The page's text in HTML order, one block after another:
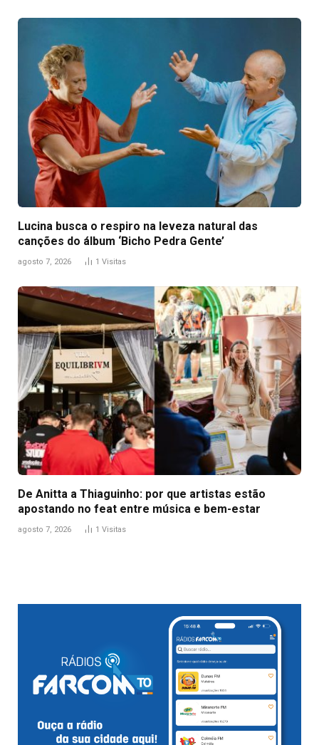
Lucina busca o respiro na leveza natural das
canções do álbum ‘Bicho Pedra Gente’
agosto 7, 2026 1 Visitas
De Anitta a Thiaguinho: por que artistas estão
apostando no feat entre música e bem-estar
agosto 7, 2026 1 Visitas